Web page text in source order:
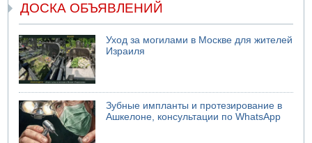
ДОСКА ОБЪЯВЛЕНИЙ
Уход за могилами в Москве для жителей
Израиля
Зубные импланты и протезирование в
Ашкелоне, консультации по WhatsApp